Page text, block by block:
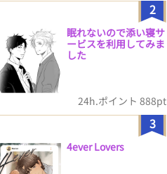
2
眠れないので添い寝サ
ービスを利用してみま
した
24h.ポイント 888pt
3
4ever Lovers